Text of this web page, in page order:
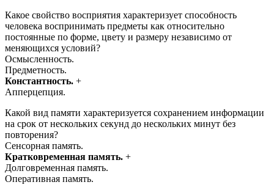
Какое свойство восприятия характеризует способность
человека воспринимать предметы как относительно
постоянные по форме, цвету и размеру независимо от
меняющихся условий?
Осмысленность.
Предметность.
Константность. +
Апперцепция.
Какой вид памяти характеризуется сохранением информации
на срок от нескольких секунд до нескольких минут без
повторения?
Сенсорная память.
Кратковременная память. +
Долговременная память.
Оперативная память.